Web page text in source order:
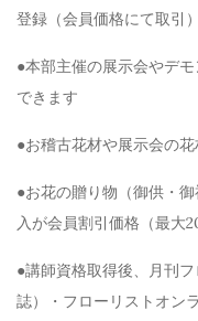
登録（会員価格にて取引
●本部主催の展示会やデ
できます
●お稽古花材や展示会の
●お花の贈り物（御供・
入が会員割引価格（最大
●講師資格取得後、月刊
誌）・フローリストオン